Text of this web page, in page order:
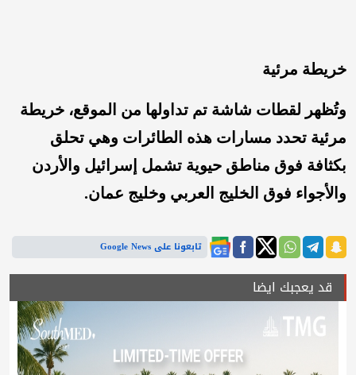
خريطة مرئية
وتُظهر لقطات شاشة تم تداولها من الموقع، خريطة
مرئية تحدد مسارات هذه الطائرات وهي تحلق
بكثافة فوق مناطق حيوية تشمل إسرائيل والأردن
والأجواء فوق الخليج العربي وخليج عمان.
تابعونا على Google News
قد يعجبك ايضا